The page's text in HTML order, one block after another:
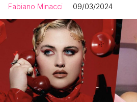
Fabiano Minacci 09/03/2024